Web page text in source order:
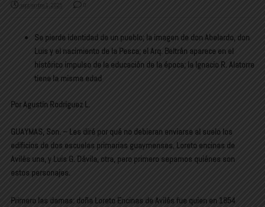
septiembre 1, 2025 0
Se pierde identidad de un pueblo; la imagen de don Abelardo, don
Luis y el nacimiento de la Pesca; el Arq. Beltrán aparece en el
histórico impulso de la educación de la época; la Ignacio R. Alatorre
tiene la misma edad
Por Agustín Rodríguez L.
GUAYMAS, Son. – Les diré por qué no debieran enviarse al suelo los
edificios de dos escuelas primarias guaymenses, Loreto encinas de
Avilés una, y Luis G. Dávila, otra, pero primero sepamos quiénes son
estos personajes.
Primero las damas: doña Loreto Encinas de Avilés fue quien en 1854